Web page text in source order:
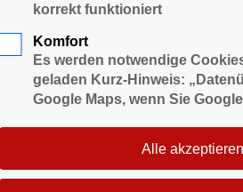
Detlef
korrekt funktioniert
Komfort
Es werden notwendige
geladen Kurz-Hinweis:
Google Maps, wenn Sie